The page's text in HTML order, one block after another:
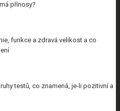
přínosy?
funkce a zdravá velikost a co
testů, co znamená, je-li pozitivní a